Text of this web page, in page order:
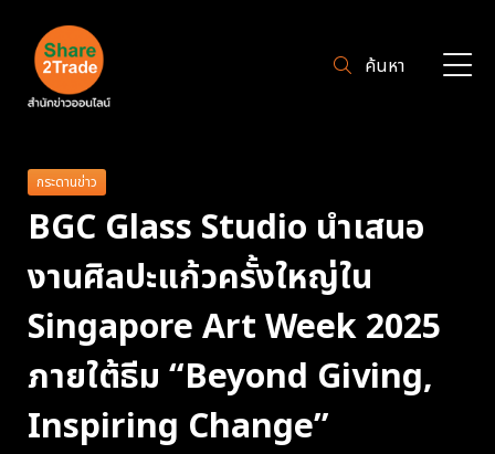
ค้นหา
กระดานข่าว
BGC Glass Studio นำเสนอ
งานศิลปะแก้วครั้งใหญ่ใน
Singapore Art Week 2025
ภายใต้ธีม “Beyond Giving,
Inspiring Change”